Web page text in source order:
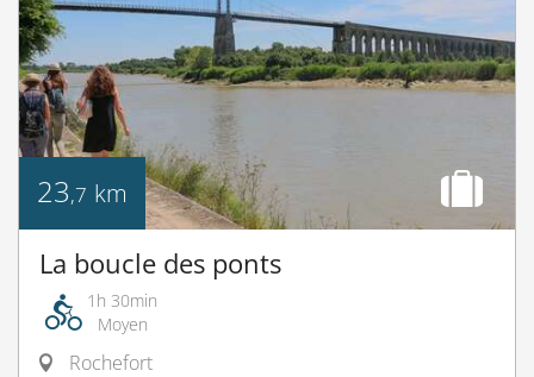
23,7 km
La boucle des ponts
1h 30min
Moyen
Rochefort